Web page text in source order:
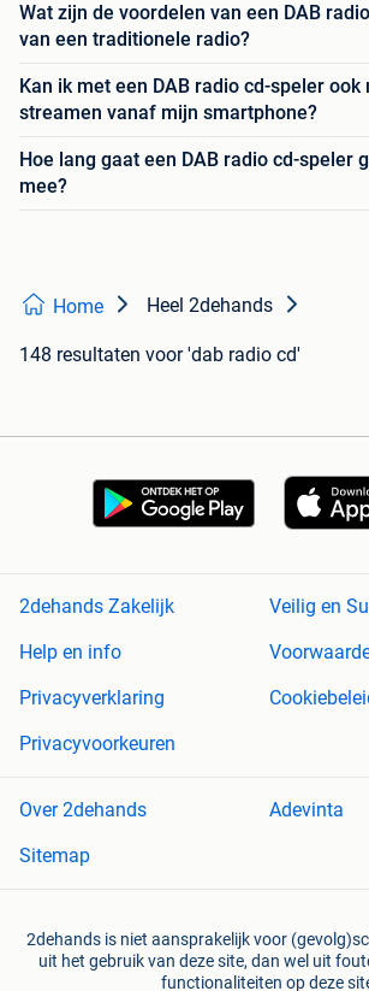
Wat zijn de voordelen van een DAB
van een traditionele radio?
Kan ik met een DAB radio cd-speler ook
streamen vanaf mijn smartphone?
Hoe lang gaat een DAB radio cd-speler
mee?
Home Heel 2dehands
148 resultaten voor 'dab radio cd'
2dehands Zakelijk
Veilig en
Help en info
Privacyverklaring
Privacyvoorkeuren
Over 2dehands
Adevinta
Sitemap
2dehands is niet aansprakelijk voor
uit het gebruik van deze site, dan wel uit
functionaliteiten op deze